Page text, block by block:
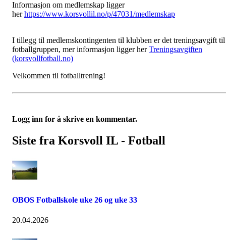
Informasjon om medlemskap ligger
herhttps://www.korsvollil.no/p/47031/medlemskap
I tillegg til medlemskontingenten til klubben er det treningsavgift til
fotballgruppen, mer informasjon ligger herTreningsavgiften
(korsvollfotball.no)
Velkommen til fotballtrening!
Logg inn for å skrive en kommentar.
Siste fra Korsvoll IL - Fotball
OBOS Fotballskole uke 26 og uke 33
20.04.2026